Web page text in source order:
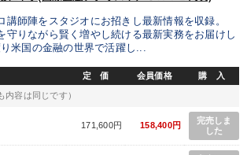
女性経営者
」「キーワード」を更新いただけます。
を探す refresh 更新する
録物以外の経営教材（全762タイトル）からお探
講師陣をスタジオにお招きし最新情報を収録。
守りながら賢く増やし続ける最新実務をお届けし
米国の金融の世界で活躍し...
定 価 会員価格 購 入
内容は同じです）
171,600円 158,400円
完売しま
した